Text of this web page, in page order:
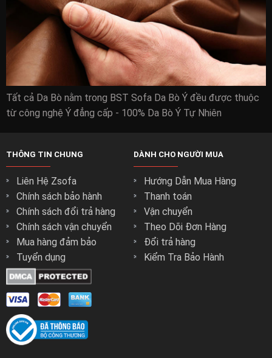
Tất cả Da Bò nằm trong BST Sofa Da Bò Ý đều được thuộc
từ công nghệ Ý đẳng cấp - 100% Da Bò Ý Tự Nhiên
THÔNG TIN CHUNG
Liên Hệ Zsofa
Chính sách bảo hành
Chính sách đổi trả hàng
Chính sách vận chuyển
Mua hàng đảm bảo
Tuyển dụng
DÀNH CHO NGƯỜI MUA
Hướng Dẫn Mua Hàng
Thanh toán
Vận chuyển
Theo Dõi Đơn Hàng
Đổi trả hàng
Kiểm Tra Bảo Hành